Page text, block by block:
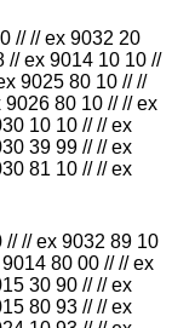
// // ex 9032 20
// ex 9014 10 10 //
9025 80 10 // //
80 10 // // ex
10 10 // // ex
39 99 // // ex
81 10 // // ex
// // ex 9032 89 10
80 00 // // ex
30 90 // // ex
80 93 // // ex